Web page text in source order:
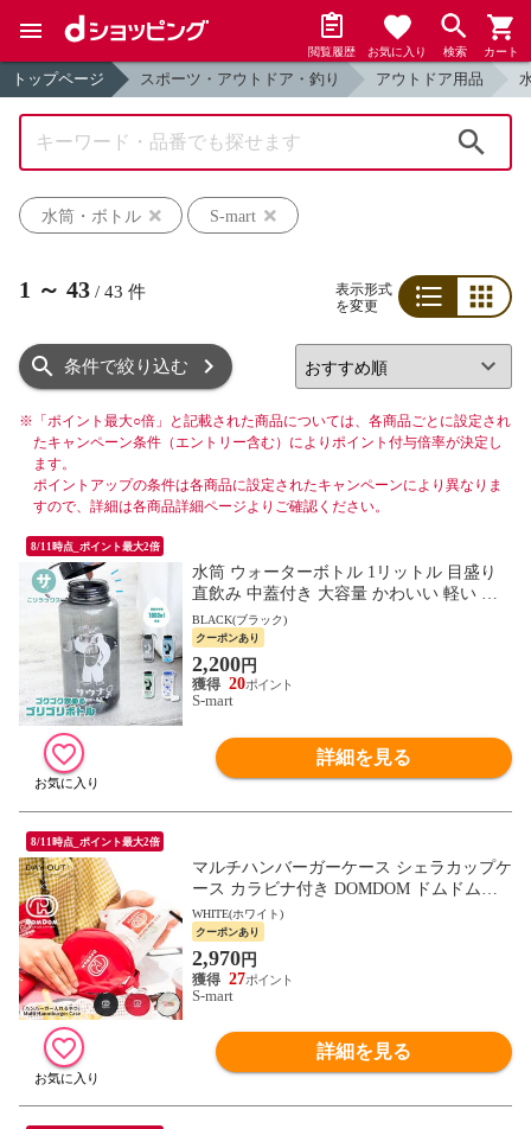
閲覧履歴 お気に入り 検索 カート
トップページ スポーツ・アウトドア・釣り アウトドア用品
水筒・ボトル
S-mart
1 ～ 43 / 43 件
表示形式
を変更
条件で絞り込む
※ 「ポイント最大○倍」と記載された商品については、各商品ごとに設定され
たキャンペーン条件（エントリー含む）によりポイント付与倍率が決定し
ます。
ポイントアップの条件は各商品に設定されたキャンペーンにより異なりま
すので、詳細は各商品詳細ページよりご確認ください。
8/11時点_ポイント最大2倍
水筒 ウォーターボトル 1リットル 目盛り
直飲み 中蓋付き 大容量 かわいい 軽い マ
イボトル 動物 アニマル ゴリラ ごリラック
ス ゴリゴリボトル
BLACK(ブラック)
クーポンあり
2,200円
20
S-mart
詳細を見る
8/11時点_ポイント最大2倍
マルチハンバーガーケース シェラカップケ
ース カラビナ付き DOMDOM ドムドムハ
ンバーガー ベーグル ブラック ホワイト 赤
デイアウト 850
WHITE(ホワイト)
クーポンあり
2,970円
27
S-mart
詳細を見る